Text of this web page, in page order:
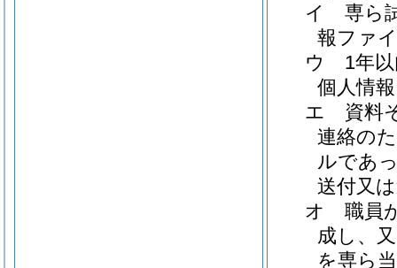
イ
専ら
報ファ
ウ
1年
個人情
エ
資料
連絡の
ルであ
送付又
オ
職員
成し、
を専ら